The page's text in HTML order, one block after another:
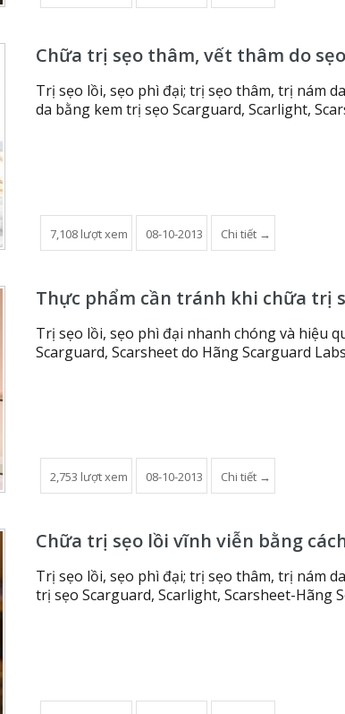
Chữa trị sẹo thâm, vết thâm do
Trị sẹo lồi, sẹo phì đại; trị sẹo thâm, trị nám
da bằng kem trị sẹo Scarguard, Scarlight,
7,108 lượt xem 08-10-2013 Chi tiết →
Thực phẩm cần tránh khi chữa trị
Trị sẹo lồi, sẹo phì đại nhanh chóng và hiệu
Scarguard, Scarsheet do Hãng Scarguard
2,753 lượt xem 08-10-2013 Chi tiết →
Chữa trị sẹo lồi vĩnh viễn bằng
Trị sẹo lồi, sẹo phì đại; trị sẹo thâm, trị nám
trị sẹo Scarguard, Scarlight, Scarsheet-Hãng